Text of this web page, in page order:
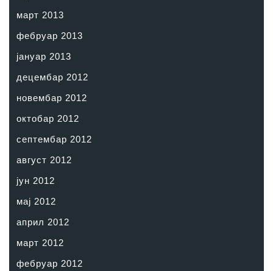
март 2013
фебруар 2013
јануар 2013
децембар 2012
новембар 2012
октобар 2012
септембар 2012
август 2012
јун 2012
мај 2012
април 2012
март 2012
фебруар 2012